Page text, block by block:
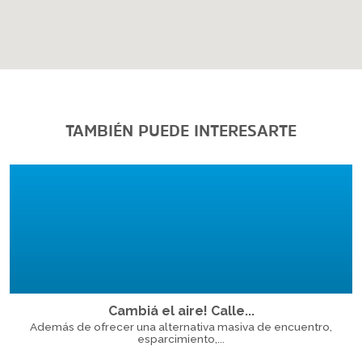
TAMBIÉN PUEDE INTERESARTE
Cambiá el aire! Calle...
Además de ofrecer una alternativa masiva de encuentro,
esparcimiento,...